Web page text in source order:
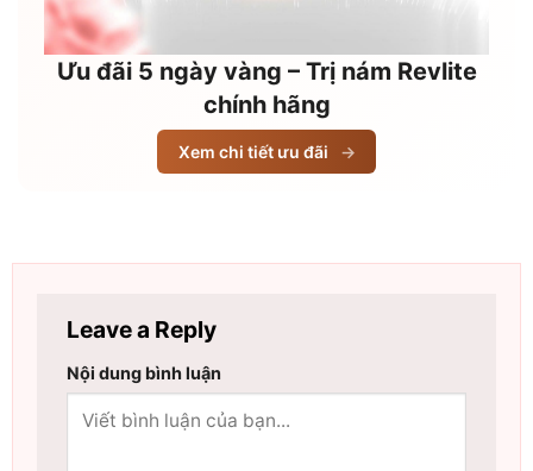
Ưu đãi 5 ngày vàng – Trị nám Revlite
chính hãng
Xem chi tiết ưu đãi →
Leave a Reply
Nội dung bình luận